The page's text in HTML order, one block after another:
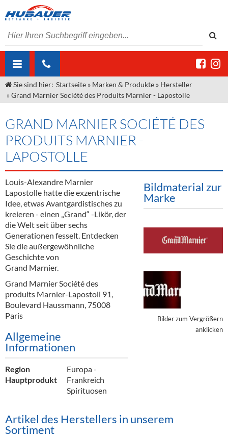
ÜBER UNS
Unser Liefergebiet
Kontakt
Angebote Gastronomie & Großhandel
Gastronomie
Großhandel
"DroughtMaster"
Neuigkeiten
Termine
MARKEN & PRODUKTE
Sirup
Spirituosen
Bier
Alkoholfreie Getränke
Öle & Küchenartikel
Barzubehör
Verpackung
Hygieneartikel & Desinfektion
DIENSTLEISTUNGEN
Kommisionskauf & Lieferbedingungen
Fremddienstleistungen
Sie sind hier: Startseite » Marken & Produkte » Hersteller
»Grand Marnier Société des Produits Marnier - Lapostolle
GRAND MARNIER SOCIÉTÉ DES
PRODUITS MARNIER -
LAPOSTOLLE
Louis-Alexandre Marnier
Lapostolle hatte die exzentrische
Idee, etwas Avantgardistisches zu
kreieren - einen „Grand“ -Likör, der
die Welt seit über sechs
Generationen fesselt. Entdecken
Sie die außergewöhnliche
Geschichte von
Grand Marnier.
Grand Marnier Société des
produits Marnier-Lapostoll 91,
Boulevard Haussmann, 75008
Paris
Allgemeine
Informationen
Region
Europa -
Frankreich
Hauptprodukt
Spirituosen
Bildmaterial zur
Marke
Bilder zum Vergrößern
anklicken
Artikel des Herstellers in unserem
Sortiment